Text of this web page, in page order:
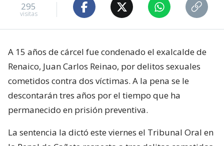
295
visitas
A 15 años de cárcel fue condenado el exalcalde de
Renaico, Juan Carlos Reinao, por delitos sexuales
cometidos contra dos víctimas. A la pena se le
descontarán tres años por el tiempo que ha
permanecido en prisión preventiva.
La sentencia la dictó este viernes el Tribunal Oral en